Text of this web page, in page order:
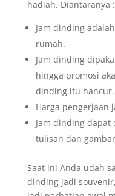
hadiah. Diantaranya :
Jam dinding
rumah.
Jam dinding
hingga promosi
dinding itu hancur.
Harga pengerjaan
Jam dinding
tulisan dan
Saat ini Anda udah
dinding jadi